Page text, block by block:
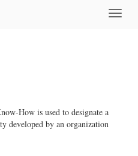
Toggle
How is used to designate a
developed by an organization